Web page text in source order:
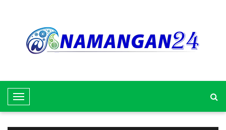
T
o